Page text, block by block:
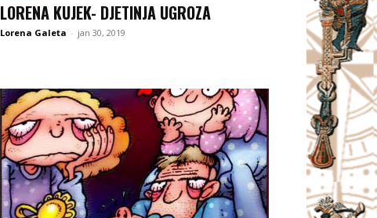
LORENA KUJEK- DJETINJA UGROZA
Lorena Galeta - jan 30, 2019